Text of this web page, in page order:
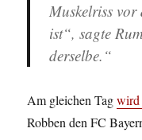
Muskelriss vor
ist“, sagte
derselbe.“
Am gleichen Tagwird
Robben den FC